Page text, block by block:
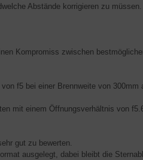
Abstände korrigieren zu
Kompromiss zwischen
f5 bei einer Brennweite von
mit einem Öffnungsverhältnis von
gut zu bewerten.
ausgelegt, dabei bleibt die